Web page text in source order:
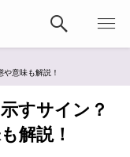
意味も解説！
すサイン？
解説！